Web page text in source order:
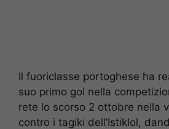
Il fuoriclasse portoghese ha
suo primo gol nella
rete lo scorso 2 ottobre nella
contro i tagiki dell’Istiklol,